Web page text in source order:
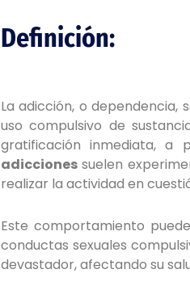
Definición:
La adicción, o dependencia,
uso compulsivo de
gratificación inmediata, a
adicciones suelen
realizar la actividad en
Este comportamiento
conductas sexuales
devastador, afectando su